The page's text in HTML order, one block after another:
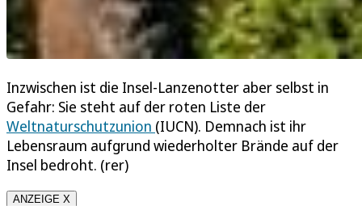
Inzwischen ist die Insel-Lanzenotter aber selbst in
Gefahr: Sie steht auf der roten Liste der
Weltnaturschutzunion (IUCN). Demnach ist ihr
Lebensraum aufgrund wiederholter Brände auf der
Insel bedroht. (rer)
ANZEIGE X